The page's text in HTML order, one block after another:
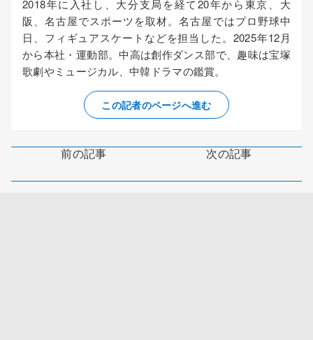
2018年に入社し、大分支局を経て20年から東京、大
阪、名古屋でスポーツを取材。名古屋ではプロ野球中
日、フィギュアスケートなどを担当した。2025年12月
から本社・運動部。中高は創作ダンス部で、趣味は宝塚
歌劇やミュージカル、中韓ドラマの鑑賞。
この記者のページへ進む
前の記事 次の記事